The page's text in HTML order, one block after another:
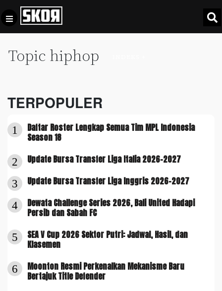
Topic hiphop
TERPOPULER
1
Daftar Roster Lengkap Semua Tim MPL Indonesia
Season 18
2 Update Bursa Transfer Liga Italia 2026-2027
3 Update Bursa Transfer Liga Inggris 2026-2027
4
Dewata Challenge Series 2026, Bali United Hadapi
Persib dan Sabah FC
5
SEA V Cup 2026 Sektor Putri: Jadwal, Hasil, dan
Klasemen
6
Moonton Resmi Perkenalkan Mekanisme Baru
Bertajuk Title Defender
Football +
Sports
Update
+
Timnas
Indonesia
SKOR
SPECIAL
Video
Privacy
Pemberitaan
Siber
Tentang
Kami